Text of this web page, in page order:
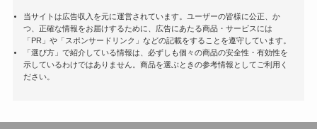
当サイトは広告収入を元に運営されています。ユーザーの皆様に公正、か
つ、正確な情報をお届けするために、広告にあたる商品・サービスには
「PR」や「スポンサードリンク」などの記載をすることを遵守しています。
「選び方」で紹介している情報は、必ずしも個々の商品の安全性・有効性を
示しているわけではありません。商品を選ぶときの参考情報としてご利用く
ださい。